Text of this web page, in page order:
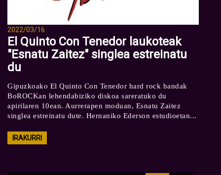
2022/03/16
El Quinto Con Tenedor laukoteak
"Esnatu Zaitez" singlea estreinatu
du
Gipuzkoako El Quinto Con Tenedor hard rock bandak
BoROCKan lehendabiziko diskoa sareratuko du
apirilaren 10ean. Aurrerapen moduan, Esnatu Zaitez
singlea estreinatu dute. Hernaniko Ederson estudioetan...
IRAKURRI